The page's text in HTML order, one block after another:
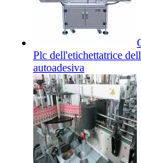
Plc dell'etichettatrice
autoadesiva